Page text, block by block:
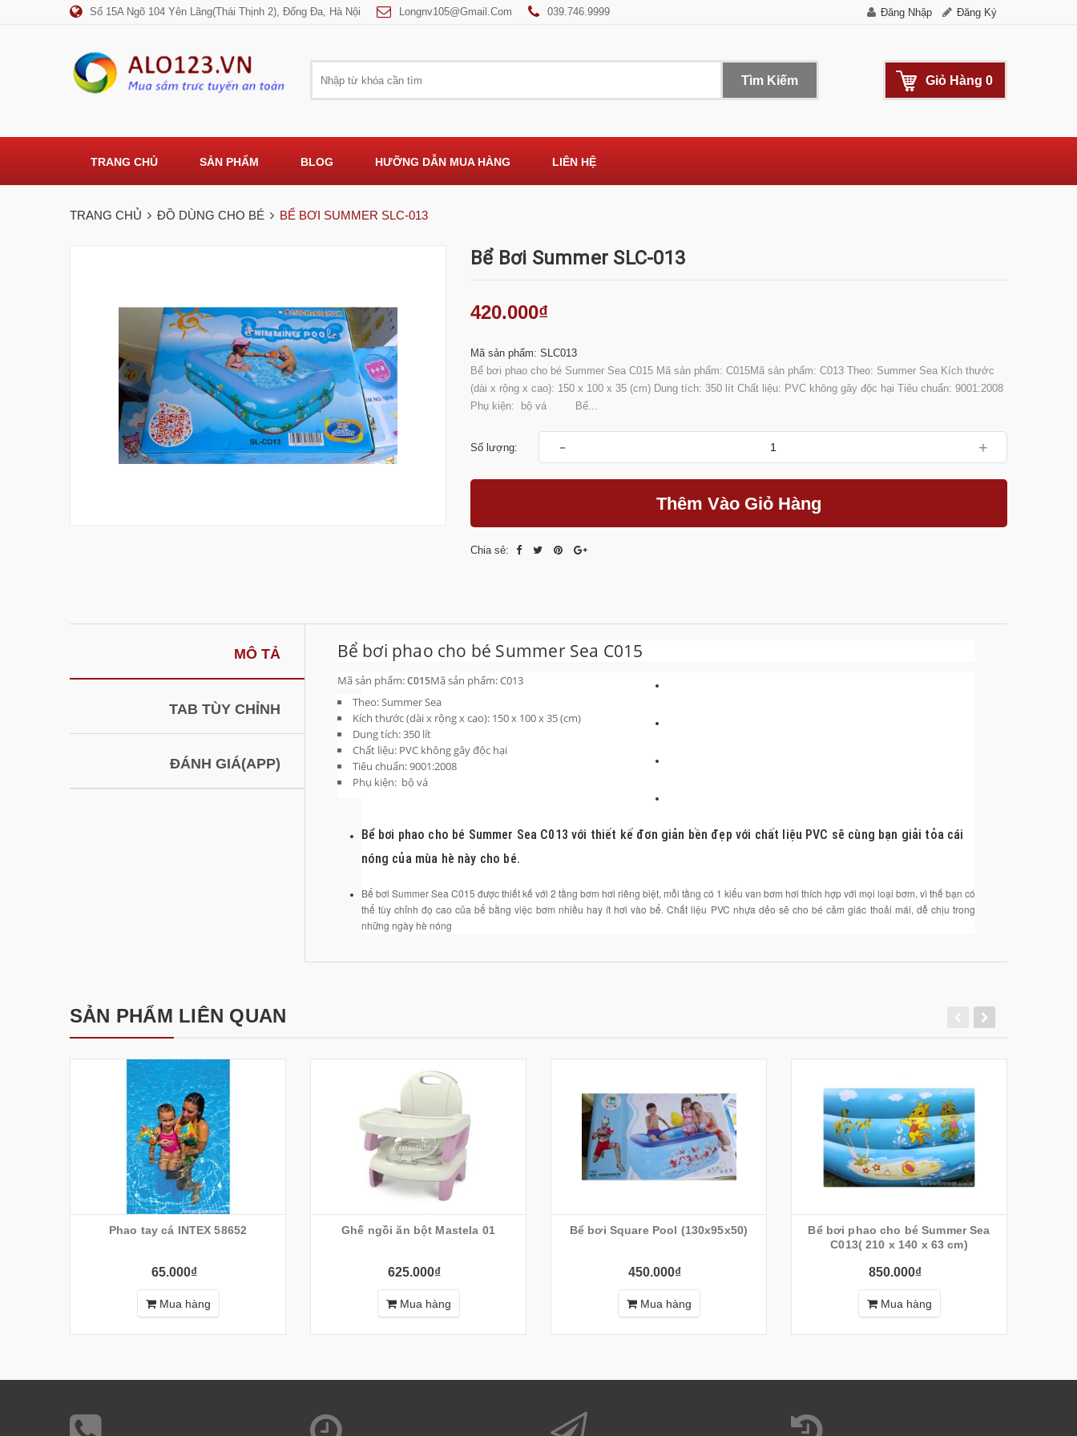
Số 15A Ngõ 104 Yên Lãng(Thái Thịnh 2), Đống Đa, Hà Nội Longnv105@gmail.com 039.746.9999 Đăng Nhập Đăng Ký
Tìm Kiếm Giỏ Hàng 0
TRANG CHỦ SẢN PHẨM BLOG HƯỠNG DẪN MUA HÀNG LIÊN HỆ
TRANG CHỦ ĐỒ DÙNG CHO BÉ BỂ BƠI SUMMER SLC-013
Bể Bơi Summer SLC-013
420.000₫
Mã sản phẩm: SLC013
Bể bơi phao cho bé Summer Sea C015 Mã sản phẩm: C015Mã sản phẩm: C013 Theo: Summer Sea Kích thước
(dài x rộng x cao): 150 x 100 x 35 (cm) Dung tích: 350 lít Chất liệu: PVC không gây độc hại Tiêu chuẩn: 9001:2008
Phụ kiện: bộ vá Bể...
Số lượng: - +
Thêm Vào Giỏ Hàng
Chia sẻ:
MÔ TẢ
TAB TÙY CHỈNH
ĐÁNH GIÁ(APP)
Bể bơi phao cho bé Summer Sea C015
Mã sản phẩm:C015Mã sản phẩm: C013
Theo: Summer Sea
Kích thước (dài x rộng x cao): 150 x 100 x 35 (cm)
Dung tích: 350 lít
Chất liệu: PVC không gây độc hại
Tiêu chuẩn: 9001:2008
Phụ kiện: bộ vá
Bể bơi phao cho bé Summer Sea C013 với thiết kế đơn giản bền đẹp với chất liệu PVC sẽ cùng bạn giải tỏa cái
nóng của mùa hè này cho bé.
Bể bơi Summer Sea C015 được thiết kế với 2 tầng bơm hơi riêng biệt, mỗi tầng có 1 kiểu van bơm hơi thích hợp với mọi loại bơm, vì thế bạn có
thể tùy chỉnh đọ cao của bể bằng việc bơm nhiều hay ít hơi vào bể. Chất liệu PVC nhựa dẻo sẽ cho bé cảm giác thoải mái, dễ chịu trong
những ngày hè nóng
SẢN PHẨM LIÊN QUAN
Phao tay cá INTEX 58652
65.000₫
Mua hàng
Ghế ngồi ăn bột Mastela 01
625.000₫
Mua hàng
Bể bơi Square Pool (130x95x50)
450.000₫
Mua hàng
Bể bơi phao cho bé Summer Sea
C013( 210 x 140 x 63 cm)
850.000₫
Mua hàng